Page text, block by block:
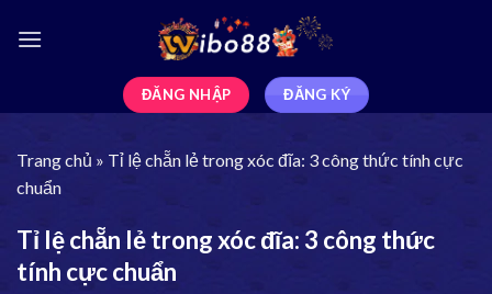
ĐĂNG NHẬP ĐĂNG KÝ
Trang chủ » Tỉ lệ chẵn lẻ trong xóc đĩa: 3 công thức tính cực
chuẩn
Tỉ lệ chẵn lẻ trong xóc đĩa: 3 công thức
tính cực chuẩn